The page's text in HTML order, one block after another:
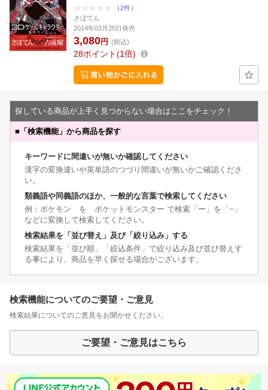
（2件）
さぼてん
2014年03月25日発売
3,080円 (税込)
28ポイント 1倍
探している商品が上手く見つからない場合はここをチェック！
■ 「検索機能」から商品を探す
キーワードに間違いが無いか確認してください
漢字の変換違いや英単語のつづり間違いが無いかご確認くださ
い。
類義語や同義語のほか、一般的な言葉で検索してください
例：ポケモン を ポケットモンスター で検索「ー」を「−」
などに変換して検索してください。
検索結果を「並び替え」及び「絞り込み」する
検索結果を「並び順」「絞込条件」で絞り込み及び並び替えす
る事により、商品を早く探せる場合がございます。
検索機能についてのご要望・ご意見
検索結果についてのご意見をお聞かせください。
ご要望・ご意見はこちら